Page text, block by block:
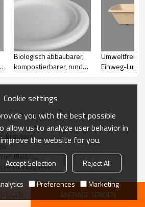
Biologisch abbaubarer,
kompostierbarer, runder
Einweg-
Großhandel
Produktionslinie Faktor
Brotdose
ANFRAGE SENDEN
Cookie settings
you with the best possible
allow us to analyze user behavior in
the website for you.
Accept Selection
Reject All
Preferences Marketing